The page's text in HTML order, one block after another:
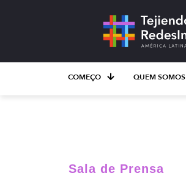
COMEÇO QUEM SOMOS
Sala de Prensa